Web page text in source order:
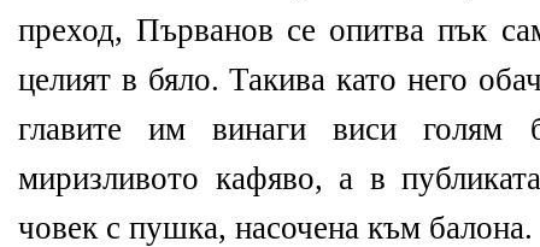
преход, Първанов се опитва пък
целият в бяло. Такива като него
главите им винаги виси голям
миризливото кафяво, а в
човек с пушка, насочена към балона.